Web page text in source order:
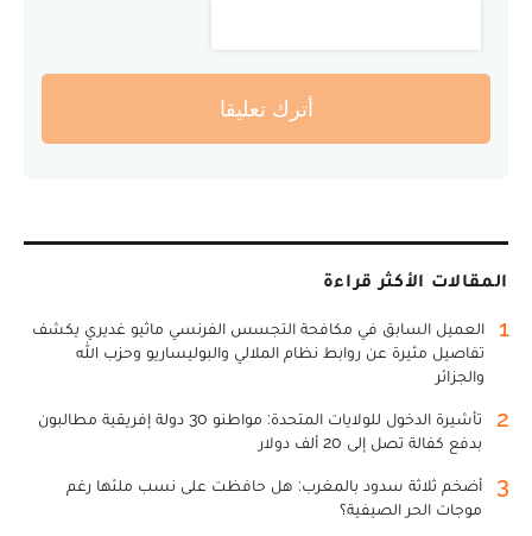
أترك تعليقا
المقالات الأكثر قراءة
1
العميل السابق في مكافحة التجسس الفرنسي ماثيو غديري يكشف
تفاصيل مثيرة عن روابط نظام الملالي والبوليساريو وحزب الله
والجزائر
2
تأشيرة الدخول للولايات المتحدة: مواطنو 30 دولة إفريقية مطالبون
بدفع كفالة تصل إلى 20 ألف دولار
3
أضخم ثلاثة سدود بالمغرب: هل حافظت على نسب ملئها رغم
موجات الحر الصيفية؟